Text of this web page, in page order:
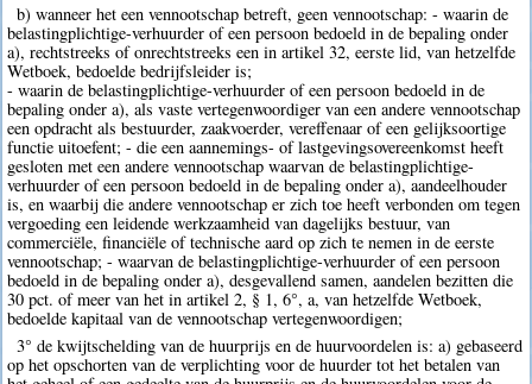
b) wanneer het een vennootschap betreft, geen vennootschap: - waarin de
belastingplichtige-verhuurder of een persoon bedoeld in de bepaling onder
a), rechtstreeks of onrechtstreeks een in artikel 32, eerste lid, van hetzelfde
Wetboek, bedoelde bedrijfsleider is;
- waarin de belastingplichtige-verhuurder of een persoon bedoeld in de
bepaling onder a), als vaste vertegenwoordiger van een andere vennootschap
een opdracht als bestuurder, zaakvoerder, vereffenaar of een gelijksoortige
functie uitoefent; - die een aannemings- of lastgevingsovereenkomst heeft
gesloten met een andere vennootschap waarvan de belastingplichtige-
verhuurder of een persoon bedoeld in de bepaling onder a), aandeelhouder
is, en waarbij die andere vennootschap er zich toe heeft verbonden om tegen
vergoeding een leidende werkzaamheid van dagelijks bestuur, van
commerciële, financiële of technische aard op zich te nemen in de eerste
vennootschap; - waarvan de belastingplichtige-verhuurder of een persoon
bedoeld in de bepaling onder a), desgevallend samen, aandelen bezitten die
30 pct. of meer van het in artikel 2, § 1, 6°, a, van hetzelfde Wetboek,
bedoelde kapitaal van de vennootschap vertegenwoordigen;
3° de kwijtschelding van de huurprijs en de huurvoordelen is: a) gebaseerd
op het opschorten van de verplichting voor de huurder tot het betalen van